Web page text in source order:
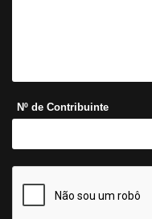
Nº de Contribuinte